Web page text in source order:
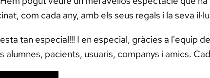
com cada any, amb els seus regals i la seva
tan especial!!! I en especial, gràcies a l'equip
pacients, usuaris, companys i amics.